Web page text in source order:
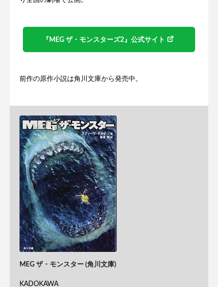
『MEG ザ・モンスターズ2』公式サイト
前作の原作小説は角川文庫から発売中。
MEG ザ・モンスター (角川文庫)
KADOKAWA